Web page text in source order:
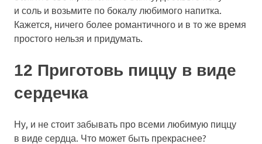
и соль и возьмите по бокалу любимого напитка.
Кажется, ничего более романтичного и в то же время
простого нельзя и придумать.
12 Приготовь пиццу в виде
сердечка
Ну, и не стоит забывать про всеми любимую пиццу
в виде сердца. Что может быть прекраснее?